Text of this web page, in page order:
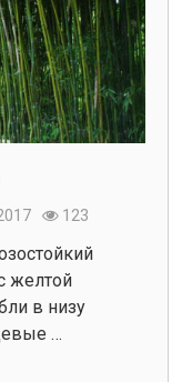
123
желтой
в низу
…